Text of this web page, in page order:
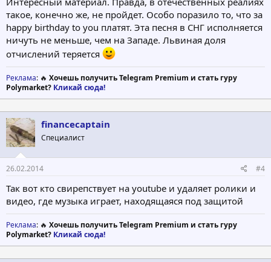
такое, конечно же, не пройдет. Особо поразило то, что за
happy birthday to you платят. Эта песня в СНГ исполняется
ничуть не меньше, чем на Западе. Львиная доля
отчислений теряется
Реклама: 🔥 Хочешь получить Telegram Premium и стать гуру
Polymarket? Кликай сюда!
financecaptain
Специалист
26.02.2014 #4
Так вот кто свирепствует на youtube и удаляет ролики и
видео, где музыка играет, находящаяся под защитой
Реклама: 🔥 Хочешь получить Telegram Premium и стать гуру
Polymarket? Кликай сюда!